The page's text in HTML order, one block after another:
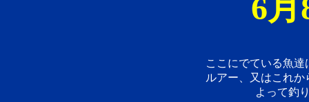
6
ここにでている魚
ルアー、又はこれ
よって釣